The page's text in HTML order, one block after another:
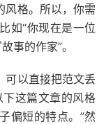
风格。所以，你需
如“你现在是一位
事的作家”。
可以直接把范文丢
这篇文章的风格
偏短的特点。”然